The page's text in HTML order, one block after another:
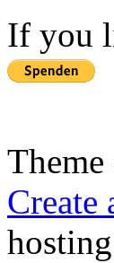
If you
Create